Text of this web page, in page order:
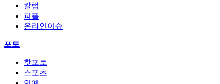
칼럼
피플
온라인이슈
포토
핫포토
스포츠